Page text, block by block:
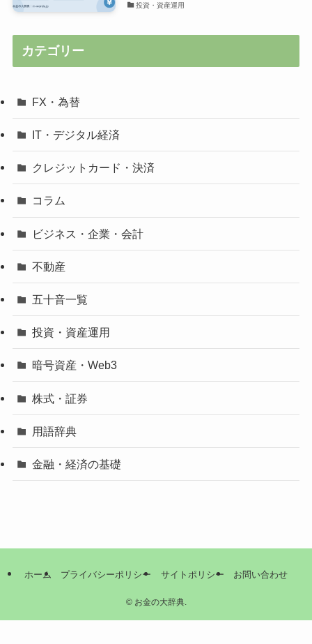
投資・資産運用
カテゴリー
FX・為替
IT・デジタル経済
クレジットカード・決済
コラム
ビジネス・企業・会計
不動産
五十音一覧
投資・資産運用
暗号資産・Web3
株式・証券
用語辞典
金融・経済の基礎
ホーム プライバシーポリシー サイトポリシー お問い合わせ
©お金の大辞典.